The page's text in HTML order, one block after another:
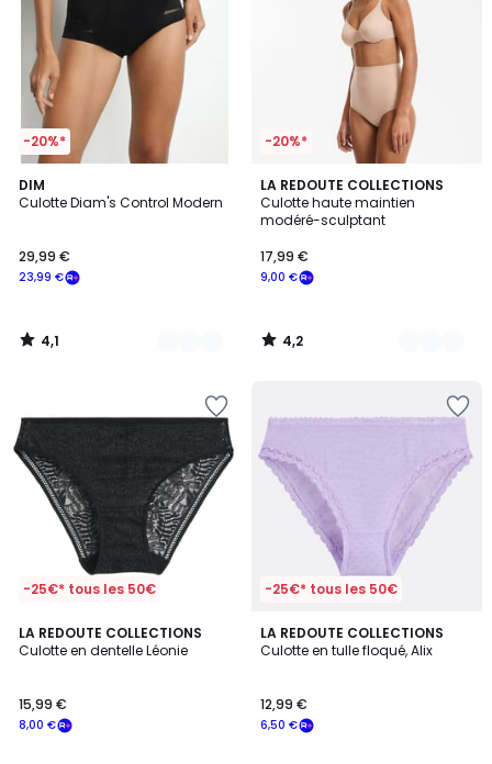
-20%*
DIM
Culotte Diam's Control Modern
23,99 €
29,99 €
4,1
/ 5
3
Couleurs
4,1
/
-20%*
LA REDOUTE COLLECTIONS
Culotte haute maintien
modéré-sculptant
9,00 €
17,99 €
4,2
/ 5
2
Couleurs
4,2
/
-25€* tous les 50€
LA REDOUTE COLLECTIONS
Culotte en dentelle Léonie
8,00 €
15,99 €
4,9
/ 5
-25€* tous les 50€
LA REDOUTE COLLECTIONS
Culotte en tulle floqué, Alix
6,50 €
12,99 €
4,8
/ 5